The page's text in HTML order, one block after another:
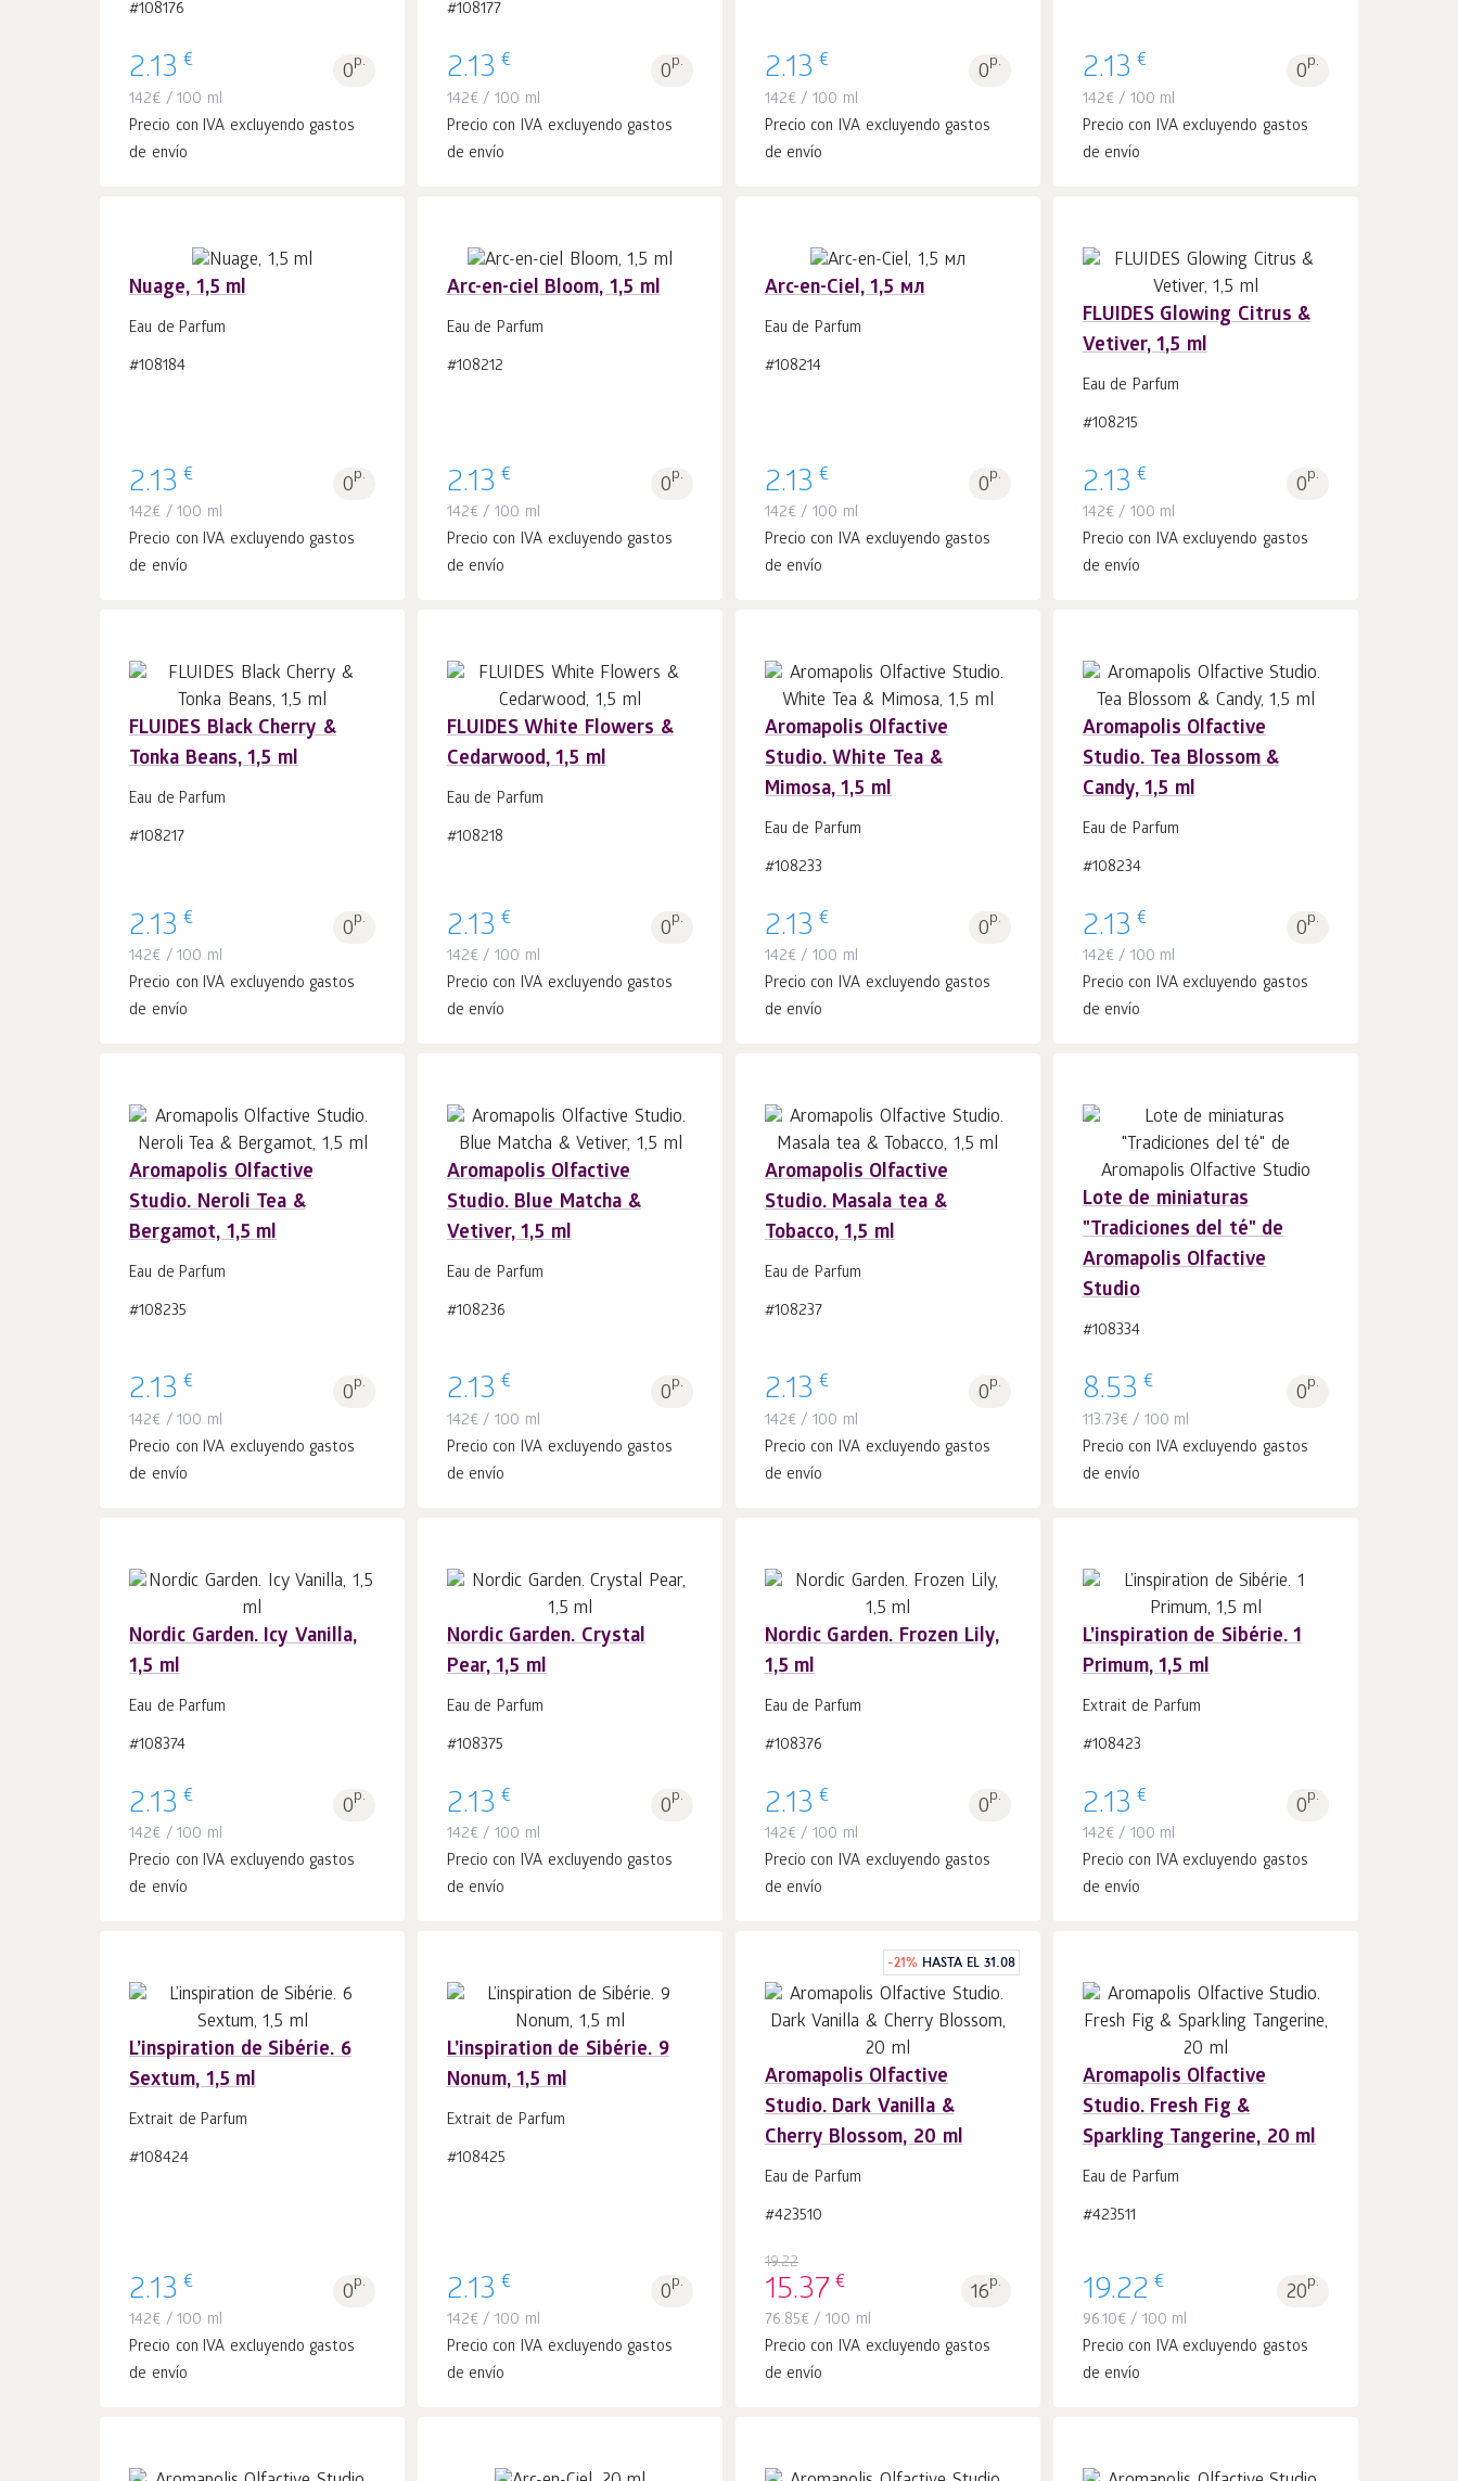
#108176
2.13 € 0p.
142€ / 100 ml
Precio con IVA excluyendo gastos
de envío
#108177
2.13 € 0p.
142€/ 100 ml
Precio con IVA excluyendo gastos
de envío
2.13 € 0p.
142€/ 100 ml
Precio con IVA excluyendo gastos
de envío
2.13 € 0p.
142€/ 100 ml
Precio con IVA excluyendo gastos
de envío
Nuage, 1,5 ml
Eau de Parfum
#108184
2.13 € 0p.
142€ / 100 ml
Precio con IVA excluyendo gastos
de envío
Arc-en-ciel Bloom, 1,5 ml
Eau de Parfum
#108212
2.13 € 0p.
142€/ 100 ml
Precio con IVA excluyendo gastos
de envío
Arc-en-Ciel, 1,5 мл
Eau de Parfum
#108214
2.13 € 0p.
142€/ 100 ml
Precio con IVA excluyendo gastos
de envío
FLUIDES Glowing Citrus &
Vetiver, 1,5 ml
Eau de Parfum
#108215
2.13 € 0p.
142€/ 100 ml
Precio con IVA excluyendo gastos
de envío
cesta 1
FLUIDES Black Cherry &
Tonka Beans, 1,5 ml
Eau de Parfum
#108217
2.13 € 0p.
142€ / 100 ml
Precio con IVA excluyendo gastos
de envío
cesta 1
FLUIDES White Flowers &
Cedarwood, 1,5 ml
Eau de Parfum
#108218
2.13 € 0p.
142€/ 100 ml
Precio con IVA excluyendo gastos
de envío
cesta 1
Aromapolis Olfactive
Studio. White Tea &
Mimosa, 1,5 ml
Eau de Parfum
#108233
2.13 € 0p.
142€/ 100 ml
Precio con IVA excluyendo gastos
de envío
Añadir a la
cesta 1
Aromapolis Olfactive
Studio. Tea Blossom &
Candy, 1,5 ml
Eau de Parfum
#108234
2.13 € 0p.
142€/ 100 ml
Precio con IVA excluyendo gastos
de envío
Añadir a la
cesta 1
Aromapolis Olfactive
Studio. Neroli Tea &
Bergamot, 1,5 ml
Eau de Parfum
#108235
2.13 € 0p.
142€ / 100 ml
Precio con IVA excluyendo gastos
de envío
Añadir a la
cesta 1
Aromapolis Olfactive
Studio. Blue Matcha &
Vetiver, 1,5 ml
Eau de Parfum
#108236
2.13 € 0p.
142€/ 100 ml
Precio con IVA excluyendo gastos
de envío
Añadir a la
cesta 1
Aromapolis Olfactive
Studio. Masala tea &
Tobacco, 1,5 ml
Eau de Parfum
#108237
2.13 € 0p.
142€/ 100 ml
Precio con IVA excluyendo gastos
de envío
Añadir a la
cesta 1
Lote de miniaturas
"Tradiciones del té" de
Aromapolis Olfactive
Studio
#108334
8.53 € 0p.
113.73€/ 100 ml
Precio con IVA excluyendo gastos
de envío
Añadir a la
cesta 1
uds.
Nordic Garden. Icy Vanilla,
1,5 ml
Eau de Parfum
#108374
2.13 € 0p.
142€ / 100 ml
Precio con IVA excluyendo gastos
de envío
cesta 1
Nordic Garden. Crystal
Pear, 1,5 ml
Eau de Parfum
#108375
2.13 € 0p.
142€/ 100 ml
Precio con IVA excluyendo gastos
de envío
cesta 1
Nordic Garden. Frozen Lily,
1,5 ml
Eau de Parfum
#108376
2.13 € 0p.
142€/ 100 ml
Precio con IVA excluyendo gastos
de envío
cesta 1
L’inspiration de Sibérie. 1
Primum, 1,5 ml
Extrait de Parfum
#108423
2.13 € 0p.
142€/ 100 ml
Precio con IVA excluyendo gastos
de envío
cesta 1
L’inspiration de Sibérie. 6
Sextum, 1,5 ml
Extrait de Parfum
#108424
2.13 € 0p.
142€ / 100 ml
Precio con IVA excluyendo gastos
de envío
cesta 1
L’inspiration de Sibérie. 9
Nonum, 1,5 ml
Extrait de Parfum
#108425
2.13 € 0p.
142€/ 100 ml
Precio con IVA excluyendo gastos
de envío
cesta 1
-21% HASTA EL 31.08
Aromapolis Olfactive
Studio. Dark Vanilla &
Cherry Blossom, 20 ml
Eau de Parfum
#423510
19.22
15.37 € 16p.
76.85€/ 100 ml
Precio con IVA excluyendo gastos
de envío
Añadir a la
cesta 1
uds.
Aromapolis Olfactive
Studio. Fresh Fig &
Sparkling Tangerine, 20 ml
Eau de Parfum
#423511
19.22 € 20p.
96.10€/ 100 ml
Precio con IVA excluyendo gastos
de envío
Añadir a la
cesta 1
uds.